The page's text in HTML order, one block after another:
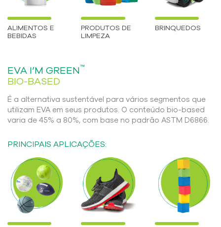
ALIMENTOS E
BEBIDAS
PRODUTOS DE
LIMPEZA
BRINQUEDOS
EVA I’M GREEN™
BIO-BASED
É a alternativa sustentável para vários segmentos que
utilizam EVA em seus produtos. O conteúdo bio-based
varia de 45% a 80%, com base no padrão ASTM D6866.
PRINCIPAIS APLICAÇÕES: